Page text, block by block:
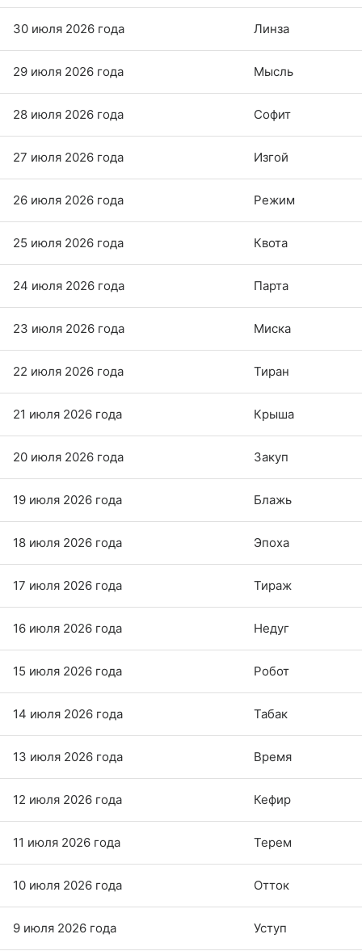
30 июля 2026 года Линза
29 июля 2026 года Мысль
28 июля 2026 года Софит
27 июля 2026 года Изгой
26 июля 2026 года Режим
25 июля 2026 года Квота
24 июля 2026 года Парта
23 июля 2026 года Миска
22 июля 2026 года Тиран
21 июля 2026 года Крыша
20 июля 2026 года Закуп
19 июля 2026 года Блажь
18 июля 2026 года Эпоха
17 июля 2026 года Тираж
16 июля 2026 года Недуг
15 июля 2026 года Робот
14 июля 2026 года Табак
13 июля 2026 года Время
12 июля 2026 года Кефир
11 июля 2026 года Терем
10 июля 2026 года Отток
9 июля 2026 года Уступ